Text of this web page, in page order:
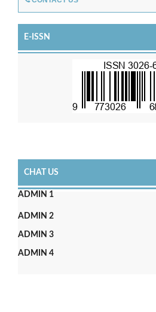
E-ISSN
CHAT US
ADMIN 1
ADMIN 2
ADMIN 3
ADMIN 4